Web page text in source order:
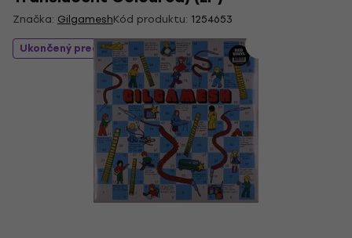
Značka: GilgameshKód produktu: 1254653
Ukončený predaj